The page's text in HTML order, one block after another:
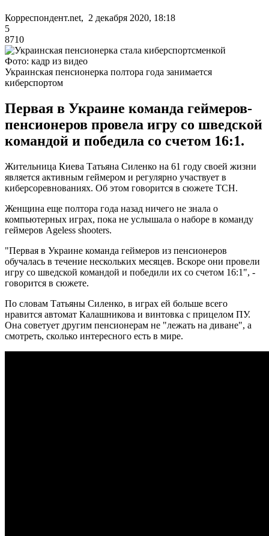
Корреспондент.net, 2 декабря 2020, 18:18
5
8710
Фото: кадр из видео
Украинская пенсионерка полтора года занимается
киберспортом
Первая в Украине команда геймеров-
пенсионеров провела игру со шведской
командой и победила со счетом 16:1.
Жительница Киева Татьяна Силенко на 61 году своей жизни
является активным геймером и регулярно участвует в
киберсоревнованиях. Об этом говорится в сюжете ТСН.
Женщина еще полтора года назад ничего не знала о
компьютерных играх, пока не услышала о наборе в команду
геймеров Аgeless shooters.
"Первая в Украине команда геймеров из пенсионеров
обучалась в течение нескольких месяцев. Вскоре они провели
игру со шведской командой и победили их со счетом 16:1", -
говорится в сюжете.
По словам Татьяны Силенко, в играх ей больше всего
нравится автомат Калашникова и винтовка с прицелом ПУ.
Она советует другим пенсионерам не "лежать на диване", а
смотреть, сколько интересного есть в мире.